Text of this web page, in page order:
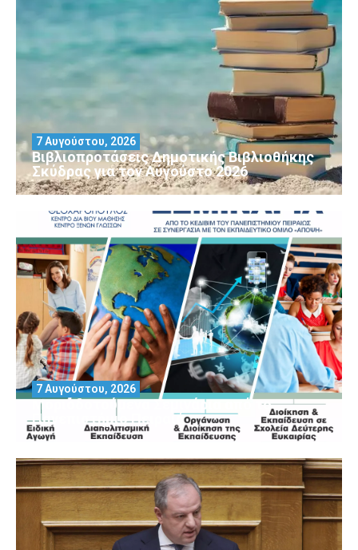
Βιβλιοπροτάσεις Δημοτικής Βιβλιοθήκης
Σκύδρας για τον Αύγούστο 2026
7 Αυγούστου, 2026
Μοριοδοτούμενα Σεμινάρια από το
Πανεπιστήμιο Πειραιά
7 Αυγούστου, 2026